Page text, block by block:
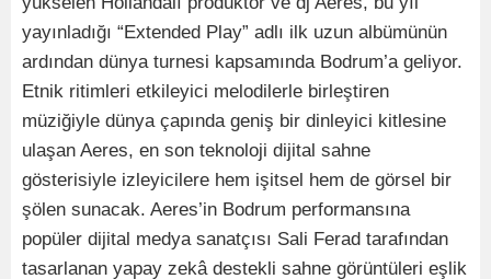
yayınladığı “Extended Play” adlı ilk uzun albümünün
ardından dünya turnesi kapsamında Bodrum’a geliyor.
Etnik ritimleri etkileyici melodilerle birleştiren
müziğiyle dünya çapında geniş bir dinleyici kitlesine
ulaşan Aeres, en son teknoloji dijital sahne
gösterisiyle izleyicilere hem işitsel hem de görsel bir
şölen sunacak. Aeres’in Bodrum performansına
popüler dijital medya sanatçısı Sali Ferad tarafından
tasarlanan yapay zekâ destekli sahne görüntüleri eşlik